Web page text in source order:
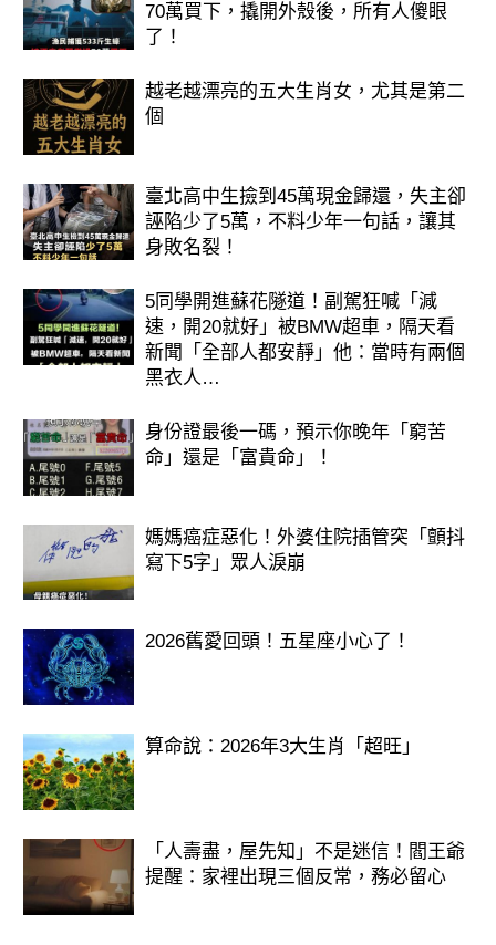
70萬買下，撬開外殼後，所有人傻眼
了！
越老越漂亮的五大生肖女，尤其是第二
個
臺北高中生撿到45萬現金歸還，失主卻
誣陷少了5萬，不料少年一句話，讓其
身敗名裂！
5同學開進蘇花隧道！副駕狂喊「減
速，開20就好」被BMW超車，隔天看
新聞「全部人都安靜」他：當時有兩個
黑衣人…
身份證最後一碼，預示你晚年「窮苦
命」還是「富貴命」！
媽媽癌症惡化！外婆住院插管突「顫抖
寫下5字」眾人淚崩
2026舊愛回頭！五星座小心了！
算命說：2026年3大生肖「超旺」
「人壽盡，屋先知」不是迷信！閻王爺
提醒：家裡出現三個反常，務必留心